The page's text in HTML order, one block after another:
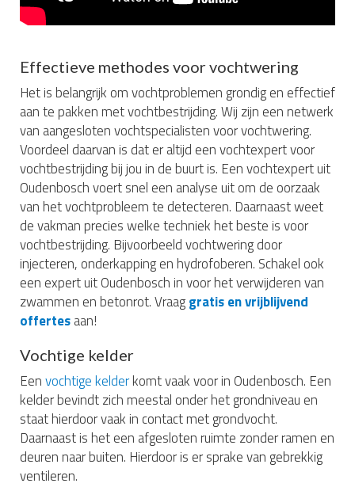
Effectieve methodes voor vochtwering
Het is belangrijk om vochtproblemen grondig en effectief
aan te pakken met vochtbestrijding. Wij zijn een netwerk
van aangesloten vochtspecialisten voor vochtwering.
Voordeel daarvan is dat er altijd een vochtexpert voor
vochtbestrijding bij jou in de buurt is. Een vochtexpert uit
Oudenbosch voert snel een analyse uit om de oorzaak
van het vochtprobleem te detecteren. Daarnaast weet
de vakman precies welke techniek het beste is voor
vochtbestrijding. Bijvoorbeeld vochtwering door
injecteren, onderkapping en hydrofoberen. Schakel ook
een expert uit Oudenbosch in voor het verwijderen van
zwammen en betonrot. Vraaggratis en vrijblijvend
offertesaan!
Vochtige kelder
Eenvochtige kelderkomt vaak voor in Oudenbosch. Een
kelder bevindt zich meestal onder het grondniveau en
staat hierdoor vaak in contact met grondvocht.
Daarnaast is het een afgesloten ruimte zonder ramen en
deuren naar buiten. Hierdoor is er sprake van gebrekkig
ventileren.